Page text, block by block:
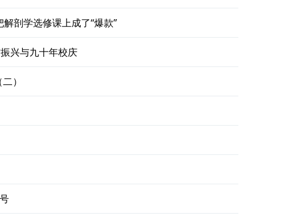
剖学选修课上成了“爆款”
兴与九十年校庆
）